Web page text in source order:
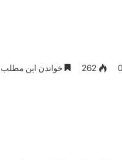
0
262 خواندن این مطلب 5 دقیقه زمان میبرد